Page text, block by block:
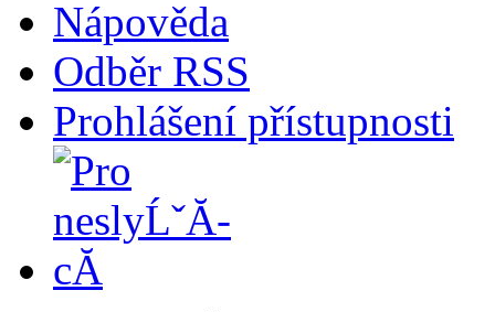
Nápověda
Odběr RSS
Prohlášení přístupnosti